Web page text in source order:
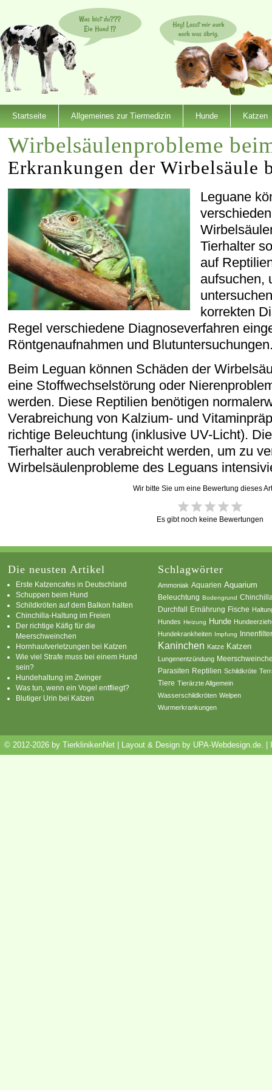
Startseite Allgemeines zur Tiermedizin Hunde Katzen
Wirbelsäulenprobleme
Erkrankungen der Wirbelsäule
Leguane
Tierhalter
auf
aufsuchen,
korrekten
Regel verschiedene Diagnoseverfahren
Röntgenaufnahmen und
Beim Leguan können Schäden der
eine Stoffwechselstörung oder
werden. Diese Reptilien benötigen
Verabreichung von Kalzium- und
richtige Beleuchtung (inklusive UV-Licht).
Tierhalter auch verabreicht werden, um zu
Wirbelsäulenprobleme des Leguans
Wir bitte Sie um eine Bewertung dieses
Es gibt noch keine Bewertungen
Die neusten Artikel
Erste Katzencafes in Deutschland
Schuppen beim Hund
Schildkröten auf dem Balkon halten
Chinchilla-Haltung im Freien
Der richtige Käfig für die
Meerschweinchen
Hornhautverletzungen bei Katzen
Wie viel Strafe muss bei einem Hund
sein?
Hundehaltung im Zwinger
Was tun, wenn ein Vogel entfliegt?
Blutiger Urin bei Katzen
Schlagwörter
Ammoniak Aquarien Aquarium
Beleuchtung Bodengrund
Durchfall Ernährung Fische
Hundes Heizung Hunde
Hundekrankheiten Impfung
Kaninchen Katze Katzen
Lungenentzündung
Parasiten Reptilien Schildkröte
Tiere Tierärzte Allgemein
Wasserschildkröten Welpen
Wurmerkrankungen
© 2012-2026 by TierklinikenNet | Layout & Design by UPA-Webdesign.de.